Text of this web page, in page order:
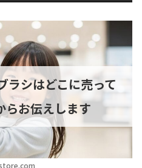
ラシはどこに売って
らお伝えします